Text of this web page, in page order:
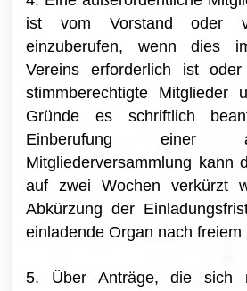
ist vom Vorstand oder
einzuberufen, wenn dies
Vereins erforderlich ist
stimmberechtigte Mitglieder
Gründe es schriftlich
Einberufung einer
Mitgliederversammlung kann
auf zwei Wochen verkürzt
Abkürzung der
einladende Organ nach freiem
5. Über Anträge, die sich